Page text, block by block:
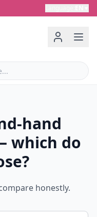
hand
which do
honestly.